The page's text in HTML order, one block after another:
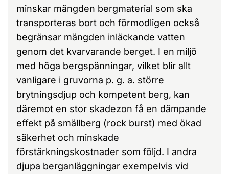
minskar mängden bergmaterial som ska
transporteras bort och förmodligen också
begränsar mängden inläckande vatten
genom det kvarvarande berget. I en miljö
med höga bergspänningar, vilket blir allt
vanligare i gruvorna p. g. a. större
brytningsdjup och kompetent berg, kan
däremot en stor skadezon få en dämpande
effekt på smällberg (rock burst) med ökad
säkerhet och minskade
förstärkningskostnader som följd. I andra
djupa berganläggningar exempelvis vid